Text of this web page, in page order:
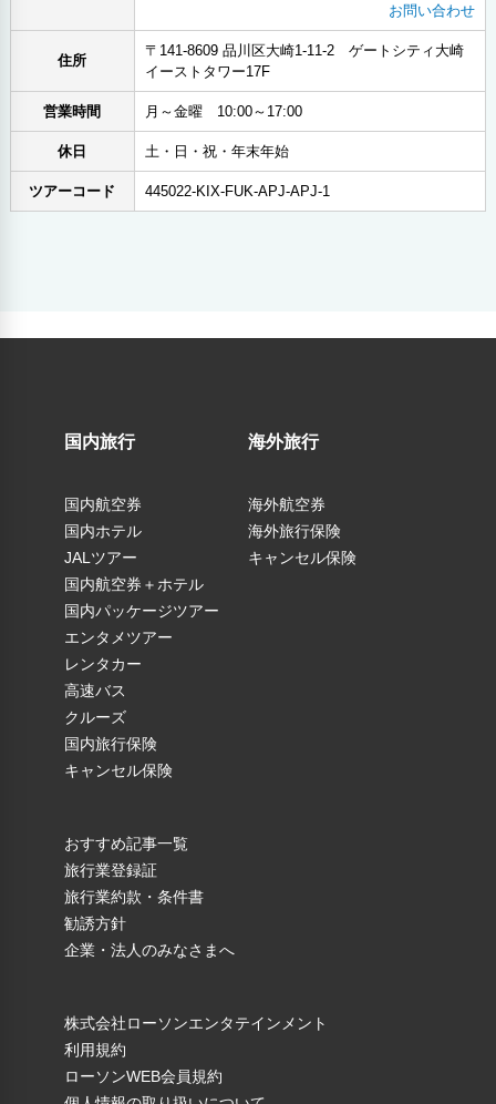
お問い合わせ
住所
〒141-8609 品川区大崎1-11-2 ゲートシティ大崎
イーストタワー17F
営業時間 月～金曜 10:00～17:00
休日 土・日・祝・年末年始
ツアーコード 445022-KIX-FUK-APJ-APJ-1
国内旅行
国内航空券
国内ホテル
JALツアー
国内航空券＋ホテル
国内パッケージツアー
エンタメツアー
レンタカー
高速バス
クルーズ
国内旅行保険
キャンセル保険
海外旅行
海外航空券
海外旅行保険
キャンセル保険
おすすめ記事一覧
旅行業登録証
旅行業約款・条件書
勧誘方針
企業・法人のみなさまへ
株式会社ローソンエンタテインメント
利用規約
ローソンWEB会員規約